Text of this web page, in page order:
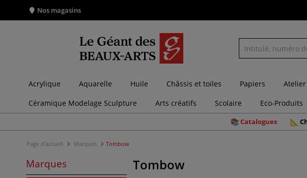
Nos magasins
Acrylique Aquarelle Huile Châssis et toiles Papiers Atelier
Céramique Modelage Sculpture
Arts créatifs Scolaire Eco-Produits
Catalogues
Page d'accueil Marques Tombow
Marques Tombow